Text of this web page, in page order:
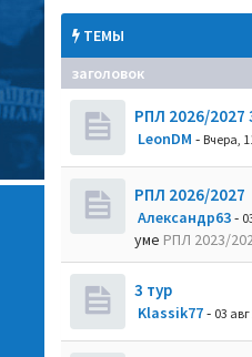
ТЕМЫ
заголовок
РПЛ 2026/
LeonDM - Вчера,
РПЛ 2026/2027
Александр63-
уме РПЛ 2023/
3 тур
Klassik77- 03